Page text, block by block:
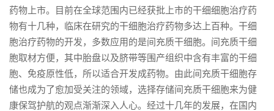
药物上市。目前在全球范围内已经获批上市的干细细胞治疗药
物有十几种，临床在研究的干细胞治疗药物多达上百种。干细
胞治疗药物的开发，多数应用的是间充质干细胞。间充质干细
胞取材方便，其中胎盘以及脐带等围产组织中含有丰富的干细
胞、免疫原性低，所以适合开发成药物。由此间充质干细胞存
储也成为了愈加受关注的领域，选择存储间充质干细胞来为健
康保驾护航的观点渐渐深入人心。经过十几年的发展，在国内